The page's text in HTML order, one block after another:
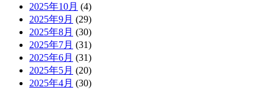
2025年10月 (4)
2025年9月 (29)
2025年8月 (30)
2025年7月 (31)
2025年6月 (31)
2025年5月 (20)
2025年4月 (30)